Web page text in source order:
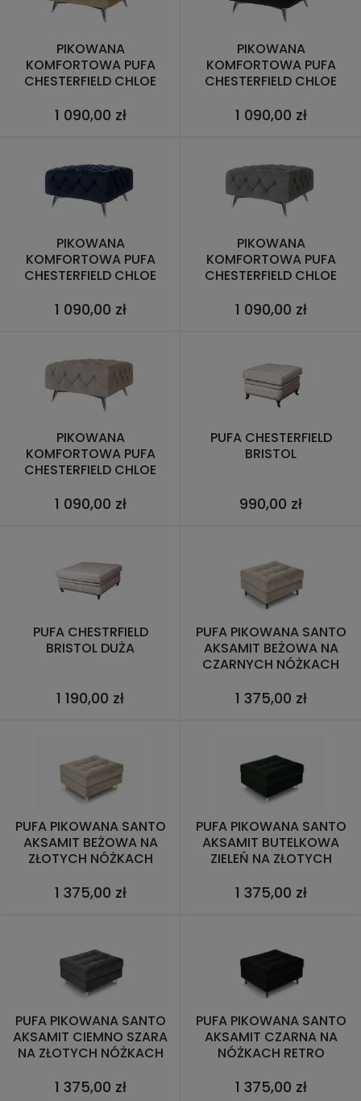
PIKOWANA
KOMFORTOWA PUFA
CHESTERFIELD CHLOE
1 090,00 zł
PIKOWANA
KOMFORTOWA PUFA
CHESTERFIELD CHLOE
1 090,00 zł
PIKOWANA
KOMFORTOWA PUFA
CHESTERFIELD CHLOE
1 090,00 zł
PIKOWANA
KOMFORTOWA PUFA
CHESTERFIELD CHLOE
1 090,00 zł
PIKOWANA
KOMFORTOWA PUFA
CHESTERFIELD CHLOE
1 090,00 zł
PUFA CHESTERFIELD
BRISTOL
990,00 zł
PUFA CHESTRFIELD
BRISTOL DUŻA
1 190,00 zł
PUFA PIKOWANA SANTO
AKSAMIT BEŻOWA NA
CZARNYCH NÓŻKACH
1 375,00 zł
PUFA PIKOWANA SANTO
AKSAMIT BEŻOWA NA
ZŁOTYCH NÓŻKACH
1 375,00 zł
PUFA PIKOWANA SANTO
AKSAMIT BUTELKOWA
ZIELEŃ NA ZŁOTYCH
1 375,00 zł
PUFA PIKOWANA SANTO
AKSAMIT CIEMNO SZARA
NA ZŁOTYCH NÓŻKACH
1 375,00 zł
PUFA PIKOWANA SANTO
AKSAMIT CZARNA NA
NÓŻKACH RETRO
1 375,00 zł